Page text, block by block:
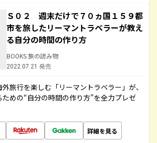
Ｓ０２ 週末だけで７０ヵ国１５９都
市を旅したリーマントラベラーが教え
る自分の時間の作り方
BOOKS 旅の読み物
2022.07.21 発売
旅行を楽しむ「リーマントラベラー」が、
めの“自分の時間の作り方”を全力プレゼ
詳細を見る